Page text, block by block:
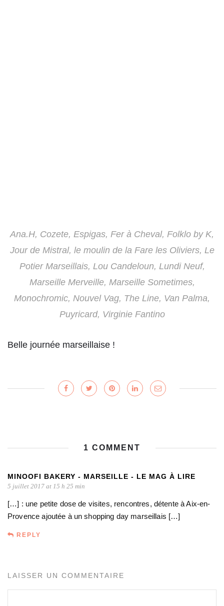
Ana.H, Cozete, Espigas, Fer à Cheval, Folklo by K,
Jour de Mistral, le moulin de la Fare les Oliviers, Le
Potier Marseillais, Lou Candeloun, Lundi Neuf,
Marseille Merveille, Marseille Sometimes,
Monochromic, Nouvel Vag, The Line, Van Palma,
Puyricard, Virginie Fantino
Belle journée marseillaise !
1 COMMENT
MINOOFI BAKERY - MARSEILLE - LE MAG À LIRE
5 juillet 2017 at 15 h 25 min
[…] : une petite dose de visites, rencontres, détente à Aix-en-
Provence ajoutée à un shopping day marseillais […]
REPLY
LAISSER UN COMMENTAIRE